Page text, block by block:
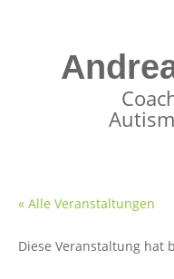
« Alle Veranstaltungen
Diese Veranstaltung hat